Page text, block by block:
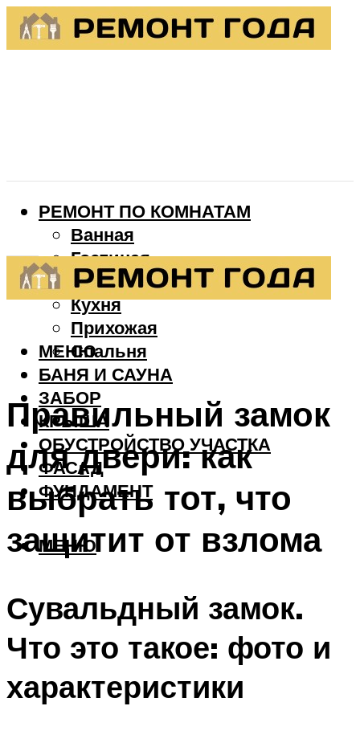
РЕМОНТ ПО КОМНАТАМ
Ванная
Гостиная
Детская
Кухня
Прихожая
Спальня
БАНЯ И САУНА
ЗАБОР
КРЫША
ОБУСТРОЙСТВО УЧАСТКА
ФАСАД
ФУНДАМЕНТ
МЕНЮ
МЕНЮ
Правильный замок
для двери: как
выбрать тот, что
защитит от взлома
Сувальдный замок.
Что это такое: фото и
характеристики